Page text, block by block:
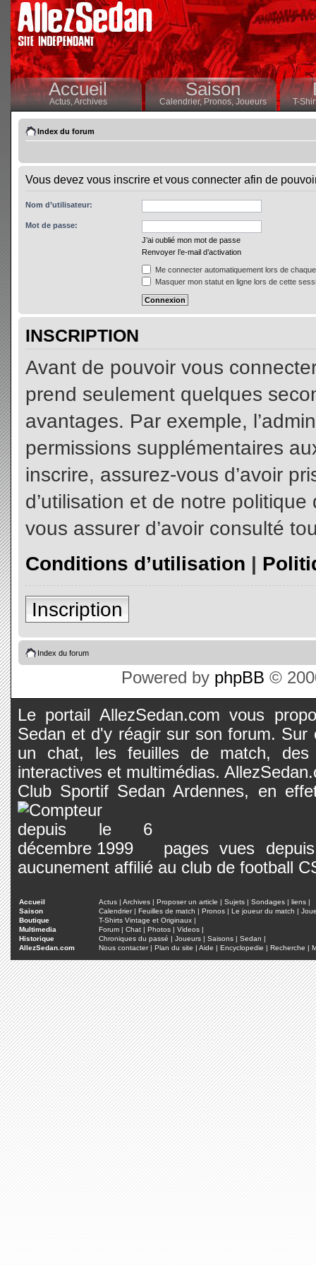
Accueil
Actus,Archives
Saison
Calendrier,Pronos, Joueurs T-
Index du forum
Vous devez vous inscrire et vous connecter afin de
Nom d’utilisateur:
Mot de passe:
J’ai oublié mon mot de passe
Renvoyer l’e-mail d’activation
Me connecter automatiquement lors de
Masquer mon statut en ligne lors de cette
INSCRIPTION
Avant de pouvoir vous
prend seulement quelques
avantages. Par exemple,
permissions supplémentaires
inscrire, assurez-vous d’avoir
d’utilisation et de notre
vous assurer d’avoir consulté
Conditions d’utilisation |
Inscription
Index du forum
Powered by phpBB ©
Le portail AllezSedan.com vous
Sedan et d'y réagir sur son forum.
un chat, les feuilles de match, des
interactives et multimédias.
Club Sportif Sedan Ardennes, en
pages vues
aucunement affilié au club de football
Accueil Actus | Archives | Proposer un article | Sujets | Sondages | liens |
Saison
Calendrier| Feuilles de match | Pronos | Le joueur du match |
Boutique
T-Shirts Vintage et Originaux |
Multimedia
Forum | Chat | Photos | Videos |
Historique
Chroniques du passé | Joueurs | Saisons | Sedan |
AllezSedan.com
Nous contacter| Plan du site | Aide | Encyclopedie | Recherche |